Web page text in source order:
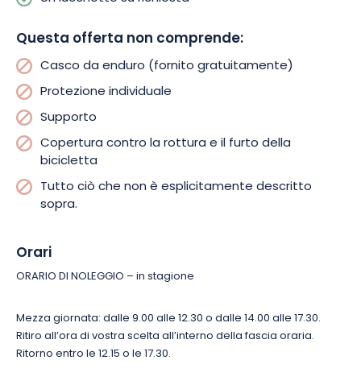
Questa offerta non comprende:
Casco da enduro (fornito gratuitamente)
Protezione individuale
Supporto
Copertura contro la rottura e il furto della
bicicletta
Tutto ciò che non è esplicitamente descritto
sopra.
Orari
ORARIO DI NOLEGGIO – in stagione
Mezza giornata: dalle 9.00 alle 12.30 o dalle 14.00 alle 17.30.
Ritiro all’ora di vostra scelta all’interno della fascia oraria.
Ritorno entro le 12.15 o le 17.30.